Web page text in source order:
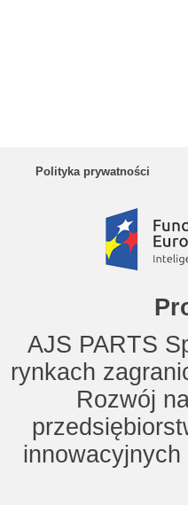
Polityka prywatności
AJS PARTS
rynkach
Rozwój
innowacyjnych